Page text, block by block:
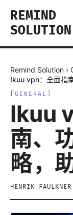
REMIND
SOLUTION
Remind Solution ›
Ikuu vpn：全面指
GENERAL
Ikuu
南、
略，
HENRIK FAULKNER